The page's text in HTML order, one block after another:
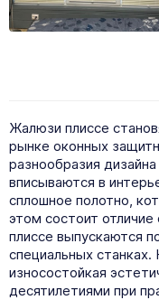
Жалюзи плиссе
рынке оконных
разнообразия
вписываются в
сплошное полотно,
этом состоит
плиссе выпускаются
специальных
износостойкая
десятилетиями при